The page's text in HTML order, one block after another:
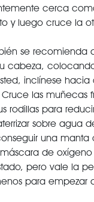
cerca
y luego cruce la
se
cabeza,
inclínese
las muñecas
rodillas para
sobre agua
una
de
pero vale la
para